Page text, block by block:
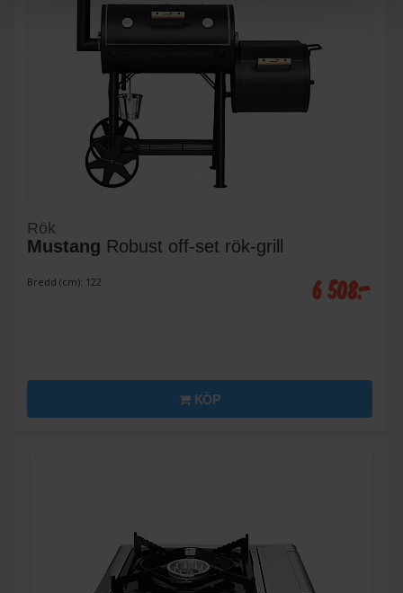
Rök
Mustang Robust off-set rök-grill
Bredd (cm): 122 6 508:-
KÖP